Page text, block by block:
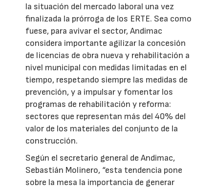
la situación del mercado laboral una vez
finalizada la prórroga de los ERTE. Sea como
fuese, para avivar el sector, Andimac
considera importante agilizar la concesión
de licencias de obra nueva y rehabilitación a
nivel municipal con medidas limitadas en el
tiempo, respetando siempre las medidas de
prevención, y a impulsar y fomentar los
programas de rehabilitación y reforma:
sectores que representan más del 40% del
valor de los materiales del conjunto de la
construcción.
Según el secretario general de Andimac,
Sebastián Molinero, “esta tendencia pone
sobre la mesa la importancia de generar